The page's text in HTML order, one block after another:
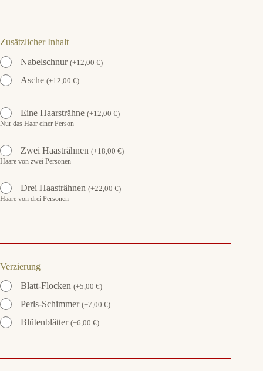
Zusätzlicher Inhalt
Nabelschnur (+12,00 €)
Asche (+12,00 €)
Eine Haarsträhne (+12,00 €)
Nur das Haar einer Person
Zwei Haasträhnen (+18,00 €)
Haare von zwei Personen
Drei Haasträhnen (+22,00 €)
Haare von drei Personen
Verzierung
Blatt-Flocken (+5,00 €)
Perls-Schimmer (+7,00 €)
Blütenblätter (+6,00 €)